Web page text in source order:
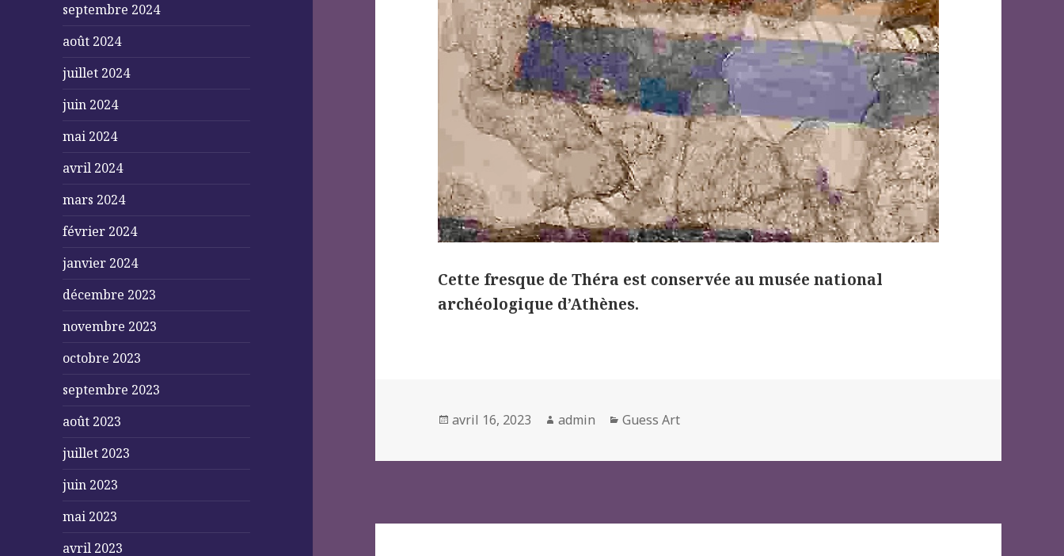
septembre 2024
août 2024
juillet 2024
juin 2024
mai 2024
avril 2024
mars 2024
février 2024
janvier 2024
décembre 2023
novembre 2023
octobre 2023
septembre 2023
août 2023
juillet 2023
juin 2023
mai 2023
avril 2023
Cette fresque de Théra est conservée au musée national
archéologique d’Athènes.
Posted
avril 16, 2023 Author
admin Categories
Guess Art